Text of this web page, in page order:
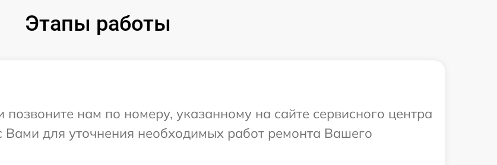
Этапы работы
нам по номеру, указанному на сайте сервисного центра
Вами для уточнения необходимых работ ремонта Вашего